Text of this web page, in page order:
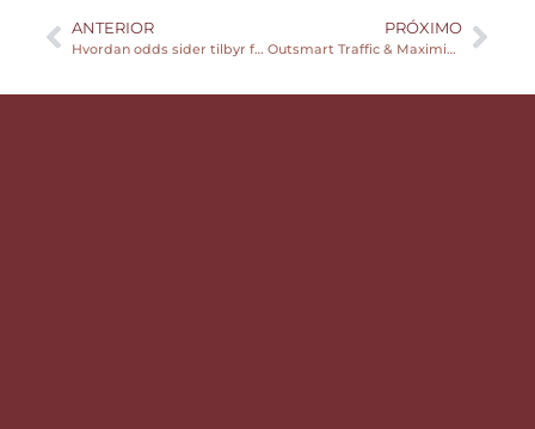
ANTERIOR
Hvordan odds sider tilbyr forskjellige innskuddsmetoder
PRÓXIMO
Outsmart Traffic & Maximize Your Score Guide a Fluffy Chick Across the Highway in the Chicken Road g